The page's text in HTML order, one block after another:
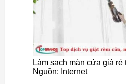
Làm sạch màn cửa giá rẻ
Nguồn: Internet